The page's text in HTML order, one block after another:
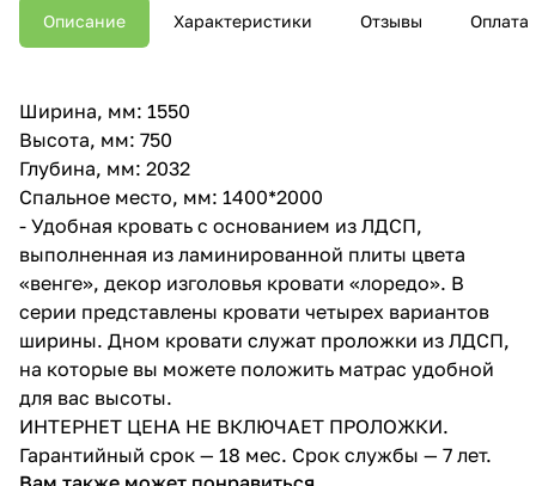
Описание Характеристики Отзывы Оплата
Ширина, мм: 1550
Высота, мм: 750
Глубина, мм: 2032
Спальное место, мм: 1400*2000
- Удобная кровать с основанием из ЛДСП,
выполненная из ламинированной плиты цвета
«венге», декор изголовья кровати «лоредо». В
серии представлены кровати четырех вариантов
ширины. Дном кровати служат проложки из ЛДСП,
на которые вы можете положить матрас удобной
для вас высоты.
ИНТЕРНЕТ ЦЕНА НЕ ВКЛЮЧАЕТ ПРОЛОЖКИ.
Гарантийный срок — 18 мес. Срок службы — 7 лет.